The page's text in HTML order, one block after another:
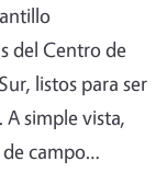
del Centro de
listos para ser
simple vista,
campo…